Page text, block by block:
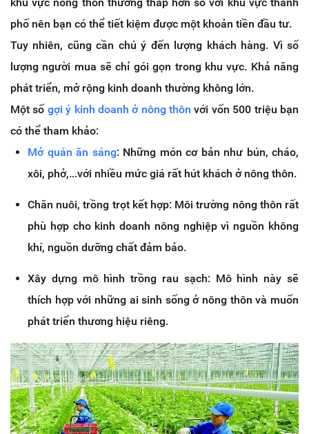
phố nên bạn có thể tiết kiệm được một khoản tiền đầu tư.
Tuy nhiên, cũng cần chú ý đến lượng khách hàng. Vì số
lượng người mua sẽ chỉ gói gọn trong khu vực. Khả năng
phát triển, mở rộng kinh doanh thường không lớn.
Một số gợi ý kinh doanh ở nông thôn với vốn 500 triệu bạn
có thể tham khảo:
Mở quán ăn sáng: Những món cơ bản như bún, cháo,
xôi, phở,...với nhiều mức giá rất hút khách ở nông thôn.
Chăn nuôi, trồng trọt kết hợp: Môi trường nông thôn rất
phù hợp cho kinh doanh nông nghiệp vì nguồn không
khí, nguồn dưỡng chất đảm bảo.
Xây dựng mô hình trồng rau sạch: Mô hình này sẽ
thích hợp với những ai sinh sống ở nông thôn và muốn
phát triển thương hiệu riêng.